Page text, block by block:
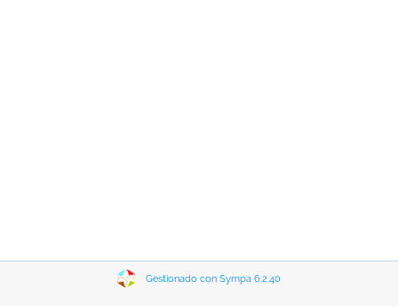
Gestionado con Sympa 6.2.40